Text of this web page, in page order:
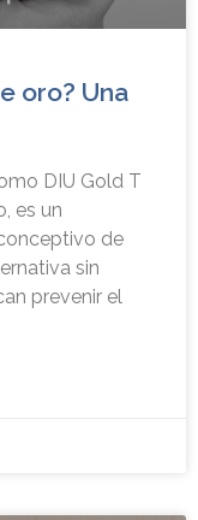
oro? Una
DIU Gold T
es un
de
sin
prevenir el